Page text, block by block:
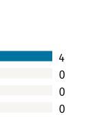
4
0
0
0